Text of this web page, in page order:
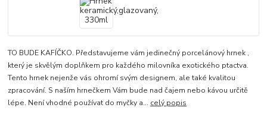
TO BUDE KAFÍČKO. Představujeme vám jedinečný porcelánový hrnek ,
který je skvělým doplňkem pro každého milovníka exotického ptactva.
Tento hrnek nejenže vás ohromí svým designem, ale také kvalitou
zpracování. S naším hrnečkem Vám bude nad čajem nebo kávou určitě
lépe. Není vhodné používat do myčky a... celý popis